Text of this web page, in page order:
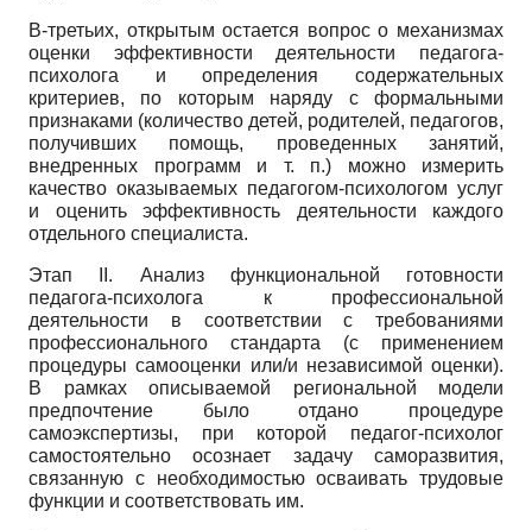
В-третьих, открытым остается вопрос о механизмах
оценки эффективности деятельности педагога-
психолога и определения содержательных
критериев, по которым наряду с формальными
признаками (количество детей, родителей, педагогов,
получивших помощь, проведенных занятий,
внедренных программ и т. п.) можно измерить
качество оказываемых педагогом-психологом услуг
и оценить эффективность деятельности каждого
отдельного специалиста.
Этап II. Анализ функциональной готовности
педагога-психолога к профессиональной
деятельности в соответствии с требованиями
профессионального стандарта (с применением
процедуры самооценки или/и независимой оценки).
В рамках описываемой региональной модели
предпочтение было отдано процедуре
самоэкспертизы, при которой педагог-психолог
самостоятельно осознает задачу саморазвития,
связанную с необходимостью осваивать трудовые
функции и соответствовать им.